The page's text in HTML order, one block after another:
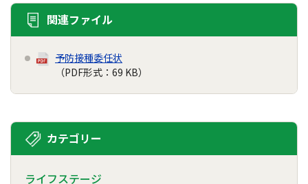
関連ファイル
予防接種委任状
（PDF形式：69 KB）
カテゴリー
ライフステージ